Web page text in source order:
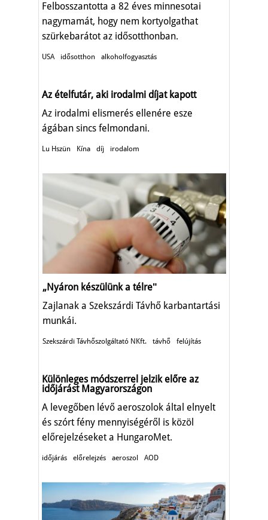
Felbosszantotta a 82 éves minnesotai
nagymamát, hogy nem kortyolgathat
szürkebarátot az idősotthonban.
USA idősotthon alkoholfogyasztás
Az ételfutár, aki irodalmi díjat kapott
Az irodalmi elismerés ellenére esze
ágában sincs felmondani.
Lu Hszün Kína díj irodalom
„Nyáron készülünk a télreʺ
Zajlanak a Szekszárdi Távhő karbantartási
munkái.
Szekszárdi Távhőszolgáltató NKft. távhő felújítás
Különleges módszerrel jelzik előre az
időjárást Magyarországon
A levegőben lévő aeroszolok által elnyelt
és szórt fény mennyiségéről is közöl
előrejelzéseket a HungaroMet.
időjárás előrelejzés aeroszol AOD